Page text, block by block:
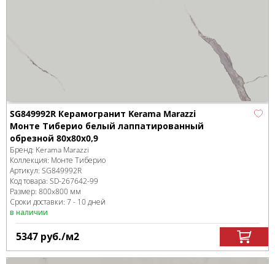
SG849992R Керамогранит Kerama Marazzi
Монте Тиберио белый лаппатированный
обрезной 80x80x0,9
Бренд: Kerama Marazzi
Коллекция: Монте Тиберио
Артикул: SG849992R
Код товара: SD-267642-99
Размер: 800x800 мм
Сроки доставки: 7 - 10 дней
в наличии
5347 руб./м2